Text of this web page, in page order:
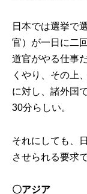
日本では選挙で
官）が一日に二
道官がやる仕事
くやり、その上
に対し、諸外国
30分らしい。
それにしても、
させられる要求
〇アジア